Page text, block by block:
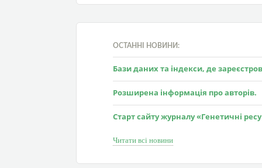
ОСТАННІ НОВИНИ:
Бази даних та індекси, де
Розширена інформація про авторів.
Старт сайту журналу «Генетичні
Читати всі новини